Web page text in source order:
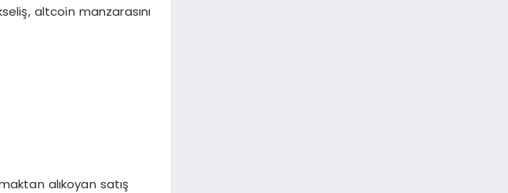
altcoin manzarasını
alıkoyan satış